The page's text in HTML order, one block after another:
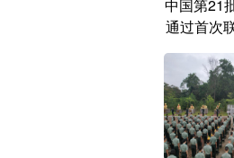
中国第21
通过首次